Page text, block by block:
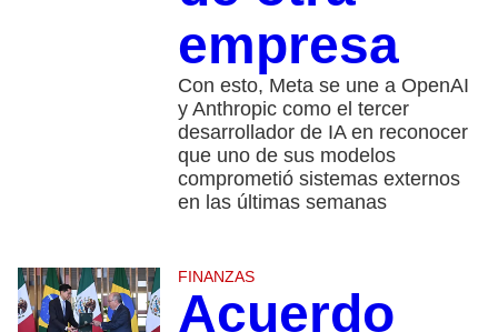
empresa
Con esto, Meta se une a OpenAI
y Anthropic como el tercer
desarrollador de IA en reconocer
que uno de sus modelos
comprometió sistemas externos
en las últimas semanas
FINANZAS
Acuerdo